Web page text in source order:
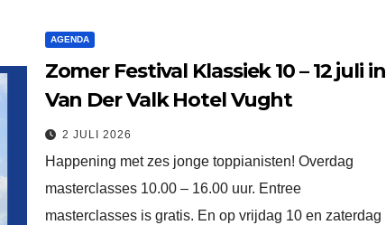
AGENDA
Zomer Festival Klassiek 10 – 12 juli in
Van Der Valk Hotel Vught
2 JULI 2026
Happening met zes jonge toppianisten! Overdag
masterclasses 10.00 – 16.00 uur. Entree
masterclasses is gratis. En op vrijdag 10 en zaterdag